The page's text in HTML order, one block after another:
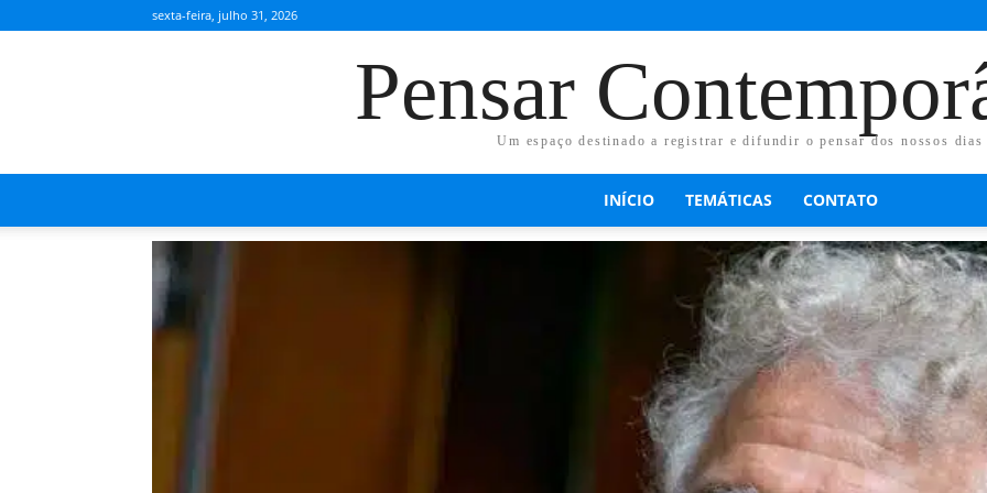
sexta-feira, julho 31, 2026
Pensar
Um espaço destinado a registrar e difundir o pensar dos nossos dias
INÍCIO TEMÁTICAS CONTATO